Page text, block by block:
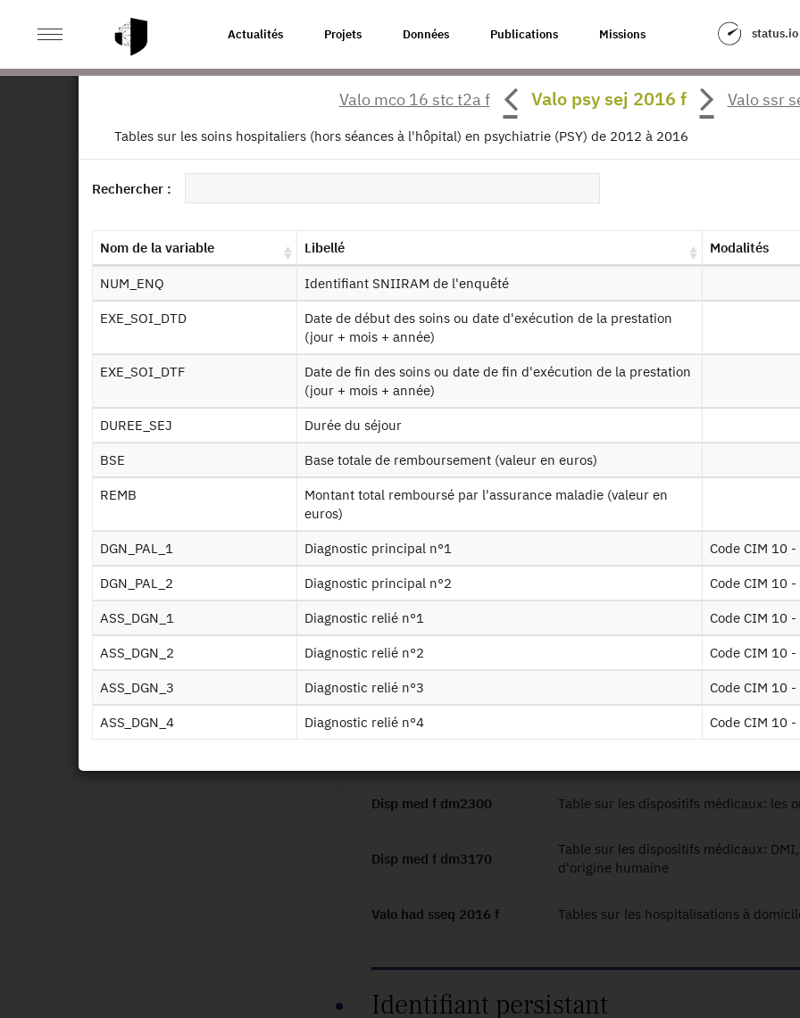
Actualités Projets Données Publications Missions status.io
ACCUEIL PAGE PRODUIT
Dessin de fichier
Retour à la source
CT_Conso_Soins : Conditions de
données de consommations de soins -
Autorisation :
Dessin de fichier
Infoben2017
Tables sur les pathologies de 2012 à
Soins ext Table sur les actes facturés par les
Soins ville
Table sur les consultations externes à
Medicaments pha detail Table sur les médicaments délivrés en
Disp med f dm2300 Table sur les dispositifs médicaux: les
Disp med f dm3170
Table sur les dispositifs médicaux:
d'origine humaine
Valo had sseq 2016 f Tables sur les hospitalisations à
Valo mco 16 stc t2a f Valo psy sej 2016 f Valo ssr
Tables sur les soins hospitaliers (hors séances à l'hôpital) en psychiatrie (PSY) de 2012 à 2016
Rechercher :
Nom de la variable Libellé Modalités
NUM_ENQ Identifiant SNIIRAM de l'enquêté
EXE_SOI_DTD
Date de début des soins ou date d'exécution de la prestation
(jour + mois + année)
EXE_SOI_DTF
Date de fin des soins ou date de fin d'exécution de la prestation
(jour + mois + année)
DUREE_SEJ Durée du séjour
BSE Base totale de remboursement (valeur en euros)
REMB
Montant total remboursé par l'assurance maladie (valeur en
euros)
DGN_PAL_1 Diagnostic principal n°1 Code CIM 10 -
DGN_PAL_2 Diagnostic principal n°2 Code CIM 10 -
ASS_DGN_1 Diagnostic relié n°1 Code CIM 10 -
ASS_DGN_2 Diagnostic relié n°2 Code CIM 10 -
ASS_DGN_3 Diagnostic relié n°3 Code CIM 10 -
ASS_DGN_4 Diagnostic relié n°4 Code CIM 10 -
Identifiant persistant